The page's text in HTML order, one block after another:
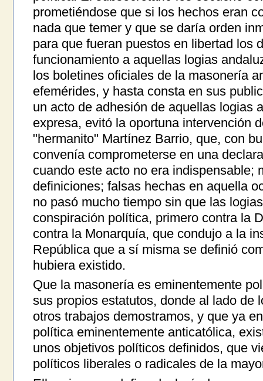
prometiéndose que si los hechos eran
nada que temer y que se daría orden
para que fueran puestos en libertad los
funcionamiento a aquellas logias
los boletines oficiales de la masonería
efemérides, y hasta consta en sus
un acto de adhesión de aquellas logias
expresa, evitó la oportuna intervención
"hermanito" Martínez Barrio, que, con
convenía comprometerse en una
cuando este acto no era indispensable;
definiciones; falsas hechas en aquella
no pasó mucho tiempo sin que las
conspiración política, primero contra la
contra la Monarquía, que condujo a la
República que a sí misma se definió
hubiera existido.
Que la masonería es eminentemente
sus propios estatutos, donde al lado de
otros trabajos demostramos, y que ya
política eminentemente anticatólica,
unos objetivos políticos definidos, que
políticos liberales o radicales de la